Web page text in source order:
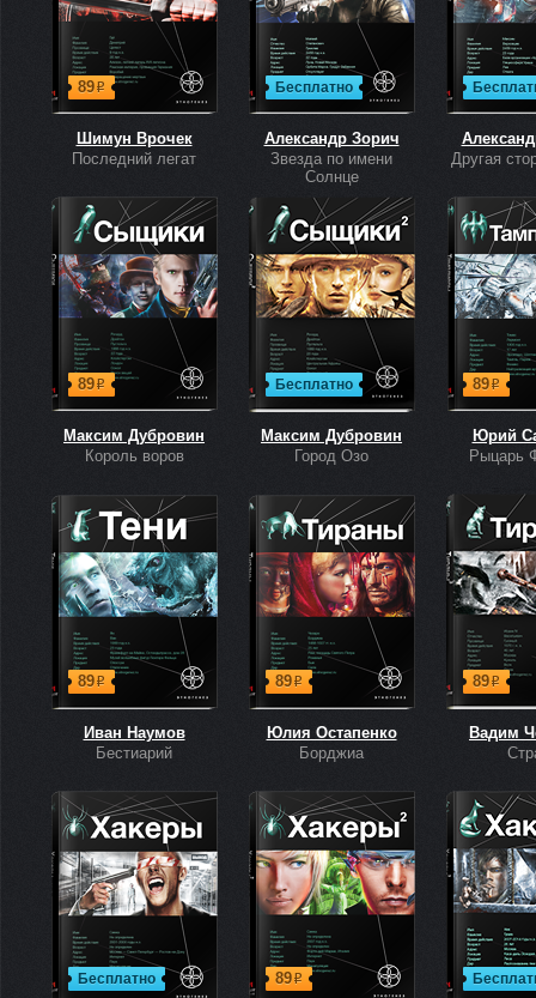
89р
Шимун Врочек
Последний легат
Бесплатно
Александр Зорич
Звезда по имени
Солнце
Другая
89р
Максим Дубровин
Король воров
Бесплатно
Максим Дубровин
Город Озо
89р
Юрий
Рыцарь
89р
Иван Наумов
Бестиарий
89р
Юлия Остапенко
Борджиа
89р
Вадим
Бесплатно 89р